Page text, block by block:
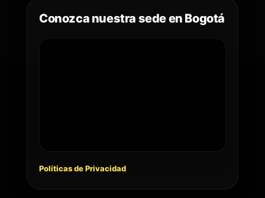
Conozca nuestra sede en Bogotá
Políticas de Privacidad